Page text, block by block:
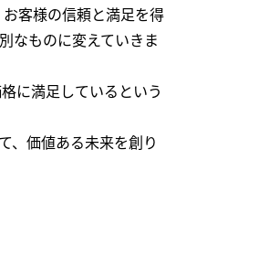
客様の信頼と満足を得
なものに変えていきま
に満足しているという
、価値ある未来を創り